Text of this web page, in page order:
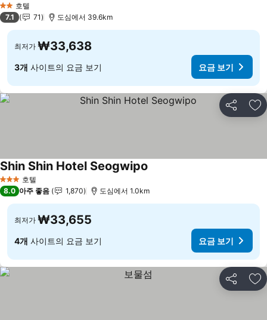
2 성급호텔
7.1 71 도심에서 39.6km
최저가 ₩33,638
3개 사이트의 요금 보기 요금 보기
공유 즐
3 성급 호텔
Shin Shin Hotel Seogwipo
8.0 아주 좋음 1,870 도심에서 1.0km
최저가 ₩33,655
4개 사이트의 요금 보기 요금 보기
공유 즐